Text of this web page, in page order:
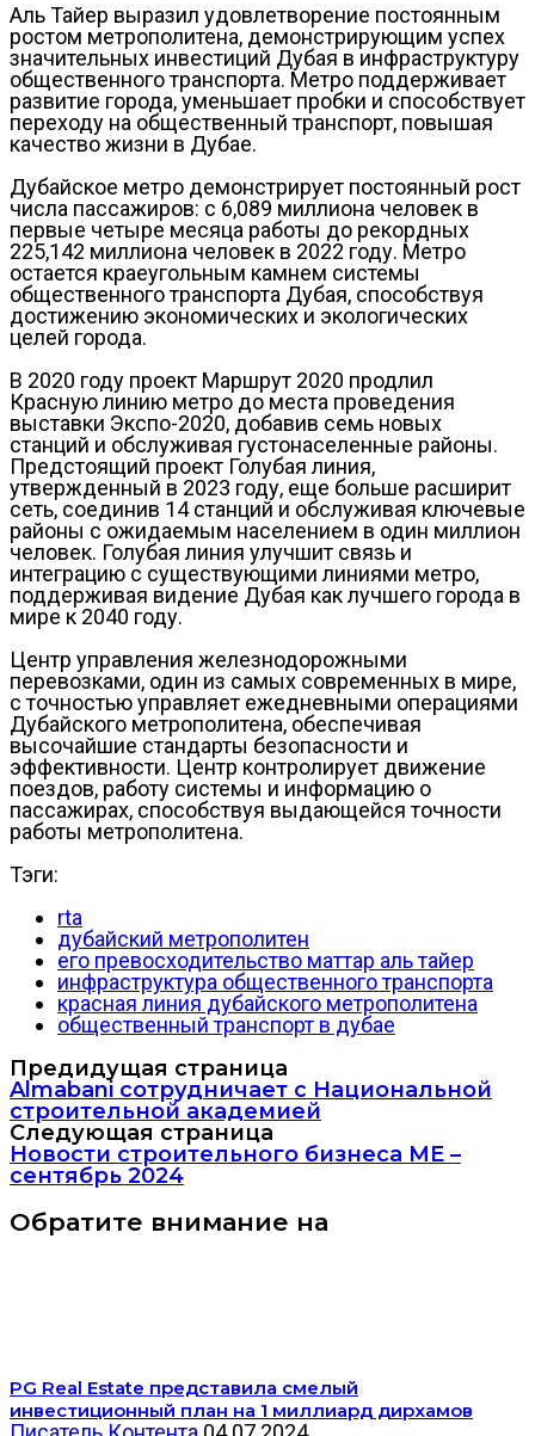
Аль Тайер выразил удовлетворение постоянным
ростом метрополитена, демонстрирующим успех
значительных инвестиций Дубая в инфраструктуру
общественного транспорта. Метро поддерживает
развитие города, уменьшает пробки и способствует
переходу на общественный транспорт, повышая
качество жизни в Дубае.
Дубайское метро демонстрирует постоянный рост
числа пассажиров: с 6,089 миллиона человек в
первые четыре месяца работы до рекордных
225,142 миллиона человек в 2022 году. Метро
остается краеугольным камнем системы
общественного транспорта Дубая, способствуя
достижению экономических и экологических
целей города.
В 2020 году проект Маршрут 2020 продлил
Красную линию метро до места проведения
выставки Экспо-2020, добавив семь новых
станций и обслуживая густонаселенные районы.
Предстоящий проект Голубая линия,
утвержденный в 2023 году, еще больше расширит
сеть, соединив 14 станций и обслуживая ключевые
районы с ожидаемым населением в один миллион
человек. Голубая линия улучшит связь и
интеграцию с существующими линиями метро,
поддерживая видение Дубая как лучшего города в
мире к 2040 году.
Центр управления железнодорожными
перевозками, один из самых современных в мире,
с точностью управляет ежедневными операциями
Дубайского метрополитена, обеспечивая
высочайшие стандарты безопасности и
эффективности. Центр контролирует движение
поездов, работу системы и информацию о
пассажирах, способствуя выдающейся точности
работы метрополитена.
Тэги:
rta
дубайский метрополитен
его превосходительство маттар аль тайер
инфраструктура общественного транспорта
красная линия дубайского метрополитена
общественный транспорт в дубае
Предидущая страница
Almabani сотрудничает с Национальной
строительной академией
Следующая страница
Новости строительного бизнеса ME –
сентябрь 2024
Обратите внимание на
PG Real Estate представила смелый
инвестиционный план на 1 миллиард дирхамов